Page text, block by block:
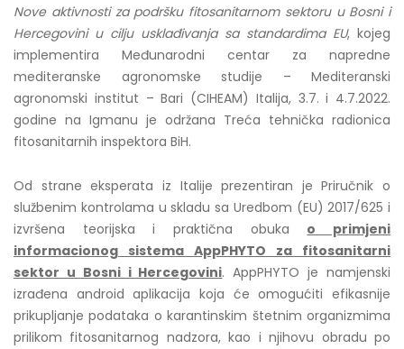
Nove aktivnosti za podršku fitosanitarnom sektoru u Bosni i
Hercegovini u cilju usklađivanja sa standardima EU, kojeg
implementira Međunarodni centar za napredne
mediteranske agronomske studije – Mediteranski
agronomski institut – Bari (CIHEAM) Italija, 3.7. i 4.7.2022.
godine na Igmanu je održana Treća tehnička radionica
fitosanitarnih inspektora BiH.
Od strane eksperata iz Italije prezentiran je Priručnik o
službenim kontrolama u skladu sa Uredbom (EU) 2017/625 i
izvršena teorijska i praktična obuka o primjeni
informacionog sistema AppPHYTO za fitosanitarni
sektor u Bosni i Hercegovini. AppPHYTO je namjenski
izrađena android aplikacija koja će omogućiti efikasnije
prikupljanje podataka o karantinskim štetnim organizmima
prilikom fitosanitarnog nadzora, kao i njihovu obradu po